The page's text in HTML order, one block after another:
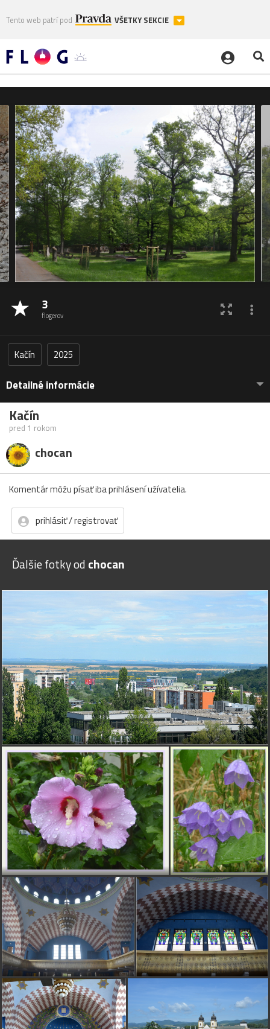
Tento web patrí pod VŠETKY SEKCIE
3
flogerov
Kačín 2025
Detailné informácie
Kačín
pred 1 rokom
chocan
Komentár môžu písať iba prihlásení užívatelia.
prihlásiť / registrovať
Ďalšie fotky od chocan